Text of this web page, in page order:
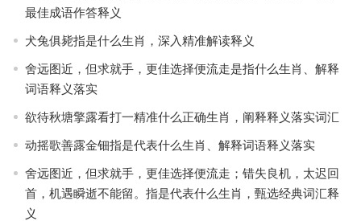
最佳成语作答释义
犬兔俱毙指是什么生肖，深入精准解读释义
舍远图近，但求就手，更佳选择便流走是指什么生肖、解释
词语释义落实
欲待秋塘擎露看打一精准什么正确生肖，阐释释义落实词汇
动摇歌善露金钿指是代表什么生肖、解释词语释义落实
舍远图近，但求就手，更佳选择便流走；错失良机，太迟回
首，机遇瞬逝不能留。指是代表什么生肖，甄选经典词汇释
义